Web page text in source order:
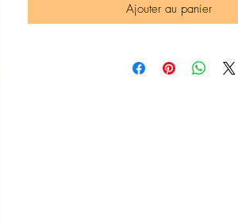
Ajouter au panier